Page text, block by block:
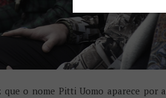
que o nome Pitti Uomo aparece por